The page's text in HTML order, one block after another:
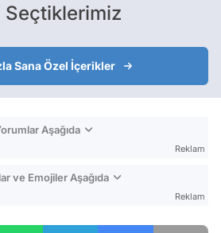
Seçtiklerimiz
Sana Özel İçerikler
Aşağıda
Reklam
ve Emojiler Aşağıda
Reklam